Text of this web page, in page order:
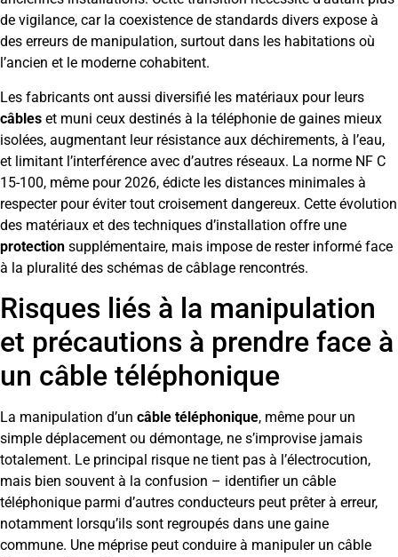
de vigilance, car la coexistence de standards divers expose à
des erreurs de manipulation, surtout dans les habitations où
l’ancien et le moderne cohabitent.
Les fabricants ont aussi diversifié les matériaux pour leurs
câbles et muni ceux destinés à la téléphonie de gaines mieux
isolées, augmentant leur résistance aux déchirements, à l’eau,
et limitant l’interférence avec d’autres réseaux. La norme NF C
15-100, même pour 2026, édicte les distances minimales à
respecter pour éviter tout croisement dangereux. Cette évolution
des matériaux et des techniques d’installation offre une
protection supplémentaire, mais impose de rester informé face
à la pluralité des schémas de câblage rencontrés.
Risques liés à la manipulation
et précautions à prendre face à
un câble téléphonique
La manipulation d’un câble téléphonique, même pour un
simple déplacement ou démontage, ne s’improvise jamais
totalement. Le principal risque ne tient pas à l’électrocution,
mais bien souvent à la confusion – identifier un câble
téléphonique parmi d’autres conducteurs peut prêter à erreur,
notamment lorsqu’ils sont regroupés dans une gaine
commune. Une méprise peut conduire à manipuler un câble